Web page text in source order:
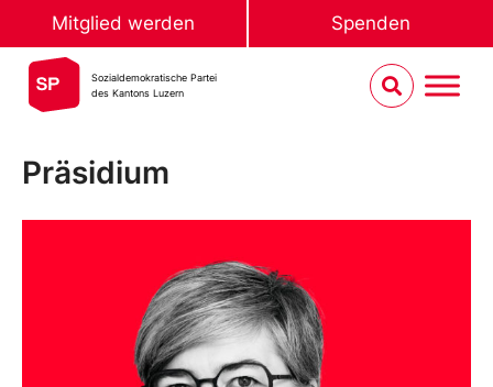
Mitglied werden Spenden
Sozialdemokratische Partei
des Kantons Luzern
Präsidium